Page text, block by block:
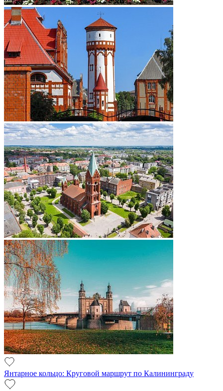
Янтарное кольцо: Круговой маршрут по Калининграду